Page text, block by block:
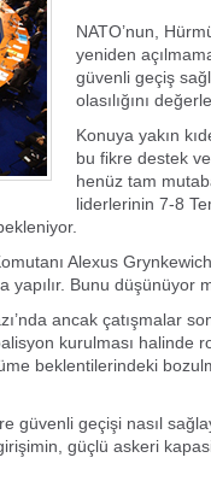
NATO’nun,
yeniden
güvenli geçiş
olasılığını
Konuya yakın
bu fikre destek
henüz tam
liderlerinin 7-8
Alexus
Bunu düşünüyor
ancak çatışmalar
kurulması halinde
beklentilerindeki
güvenli geçişi nasıl
güçlü askeri